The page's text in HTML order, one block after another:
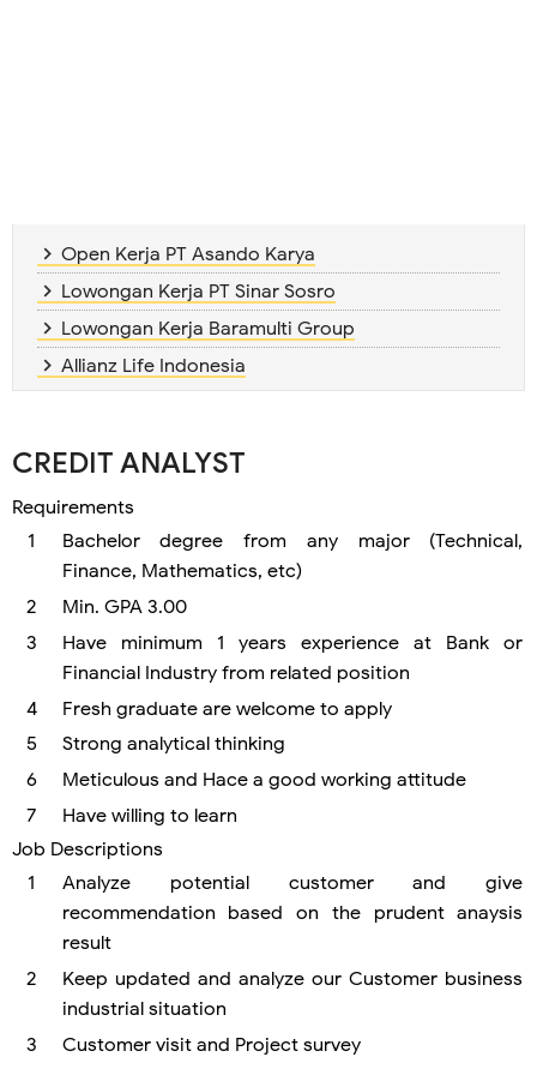
Open Kerja PT Asando Karya
Lowongan Kerja PT Sinar Sosro
Lowongan Kerja Baramulti Group
Allianz Life Indonesia
CREDIT ANALYST
Requirements
Bachelor degree from any major (Technical,
Finance, Mathematics, etc)
Min. GPA 3.00
Have minimum 1 years experience at Bank or
Financial Industry from related position
Fresh graduate are welcome to apply
Strong analytical thinking
Meticulous and Hace a good working attitude
Have willing to learn
Job Descriptions
Analyze potential customer and give
recommendation based on the prudent anaysis
result
Keep updated and analyze our Customer business
industrial situation
Customer visit and Project survey